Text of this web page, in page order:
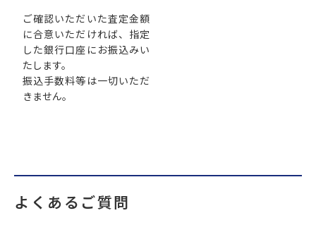
ご確認いただいた査定金額
に合意いただければ、指定
した銀行口座にお振込みい
たします。
振込手数料等は一切いただ
きません。
よくあるご質問